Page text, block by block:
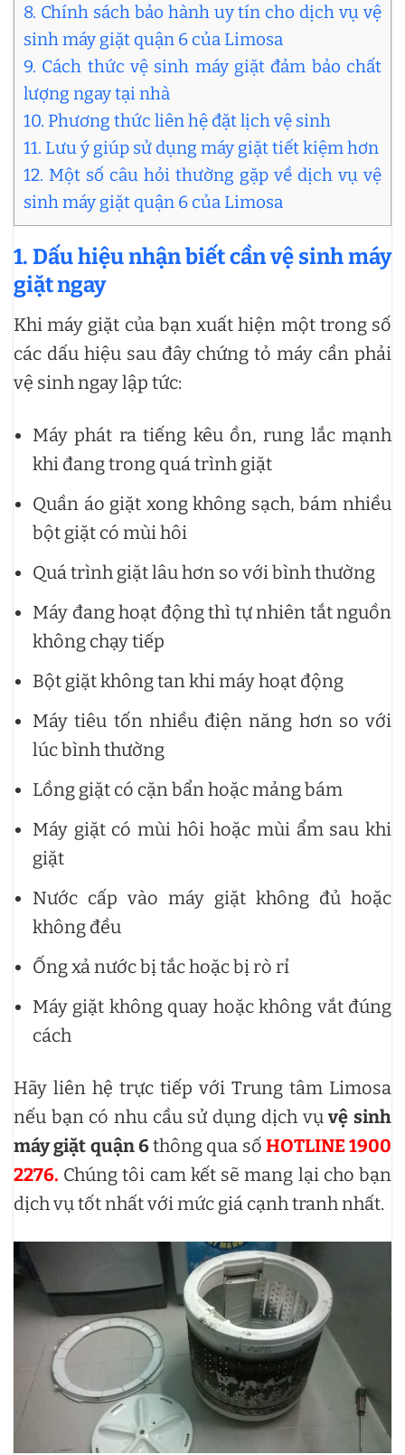
8. Chính sách bảo hành uy tín cho dịch vụ vệ
sinh máy giặt quận 6 của Limosa
9. Cách thức vệ sinh máy giặt đảm bảo chất
lượng ngay tại nhà
10. Phương thức liên hệ đặt lịch vệ sinh
11. Lưu ý giúp sử dụng máy giặt tiết kiệm hơn
12. Một số câu hỏi thường gặp về dịch vụ vệ
sinh máy giặt quận 6 của Limosa
1. Dấu hiệu nhận biết cần vệ sinh máy
giặt ngay
Khi máy giặt của bạn xuất hiện một trong số
các dấu hiệu sau đây chứng tỏ máy cần phải
vệ sinh ngay lập tức:
Máy phát ra tiếng kêu ồn, rung lắc mạnh
khi đang trong quá trình giặt
Quần áo giặt xong không sạch, bám nhiều
bột giặt có mùi hôi
Quá trình giặt lâu hơn so với bình thường
Máy đang hoạt động thì tự nhiên tắt nguồn
không chạy tiếp
Bột giặt không tan khi máy hoạt động
Máy tiêu tốn nhiều điện năng hơn so với
lúc bình thường
Lồng giặt có cặn bẩn hoặc mảng bám
Máy giặt có mùi hôi hoặc mùi ẩm sau khi
giặt
Nước cấp vào máy giặt không đủ hoặc
không đều
Ống xả nước bị tắc hoặc bị rò rỉ
Máy giặt không quay hoặc không vắt đúng
cách
Hãy liên hệ trực tiếp với Trung tâm Limosa
nếu bạn có nhu cầu sử dụng dịch vụvệ sinh
máy giặt quận 6thông qua số HOTLINE 1900
2276. Chúng tôi cam kết sẽ mang lại cho bạn
dịch vụ tốt nhất với mức giá cạnh tranh nhất.